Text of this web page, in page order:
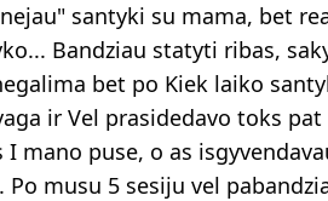
santyki su mama, bet
Bandziau statyti ribas,
bet po Kiek laiko
ir Vel prasidedavo toks
I mano puse, o as
Po musu 5 sesiju vel